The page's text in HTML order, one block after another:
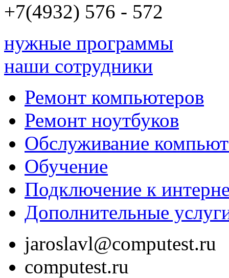
+7(4932) 576 - 572
нужные программы
наши сотрудники
Ремонт компьютеров
Ремонт ноутбуков
Обслуживание
Обучение
Подключение к
Дополнительные
jaroslavl@computest.ru
computest.ru